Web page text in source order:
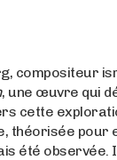
compositeur
, une œuvre qui
cette
théorisée pour
été observée.